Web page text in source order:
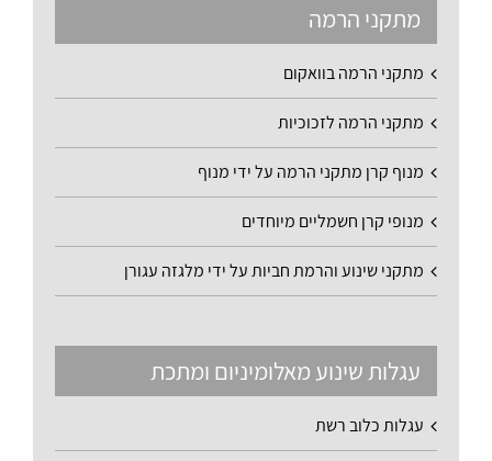
מתקני הרמה
מתקני הרמה בוואקום
מתקני הרמה לזכוכיות
מנוף קרן מתקני הרמה על ידי מנוף
מנופי קרן חשמליים מיוחדים
מתקני שינוע והרמת חביות על ידי מלגזה עגורן
עגלות שינוע מאלומיניום ומתכת
עגלות כלוב רשת